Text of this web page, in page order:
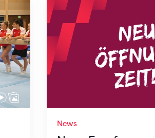
News
Neue Empfangszeiten